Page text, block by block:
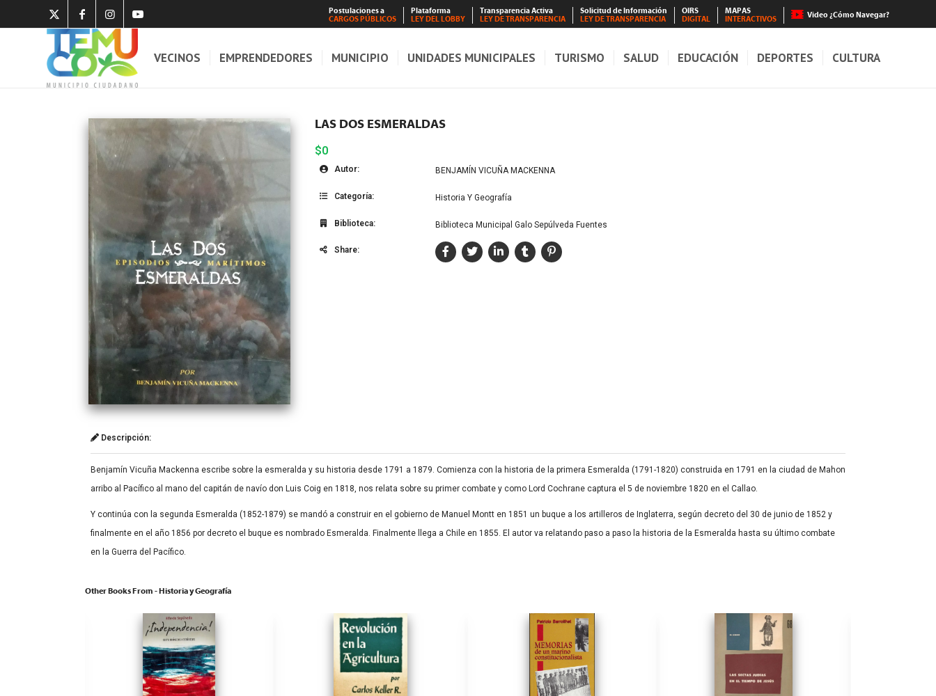
Postulaciones a
CARGOS PÚBLICOS
Plataforma
LEY DEL LOBBY
Transparencia Activa
LEY DE TRANSPARENCIA
Solicitud de Información
LEY DE TRANSPARENCIA
OIRS
DIGITAL
MAPAS
INTERACTIVOS
Video ¿Cómo Navegar?
VECINOS EMPRENDEDORES MUNICIPIO UNIDADES MUNICIPALES TURISMO SALUD EDUCACIÓN DEPORTES CULTURA
LAS DOS ESMERALDAS
$0
Autor: BENJAMÍN VICUÑA MACKENNA
Categoría: Historia Y Geografía
Biblioteca: Biblioteca Municipal Galo Sepúlveda Fuentes
Share:
Descripción:
Benjamín Vicuña Mackenna escribe sobre la esmeralda y su historia desde 1791 a 1879. Comienza con la historia de la primera Esmeralda (1791-1820) construida en 1791 en la ciudad de Mahon
arribo al Pacífico al mano del capitán de navío don Luis Coig en 1818, nos relata sobre su primer combate y como Lord Cochrane captura el 5 de noviembre 1820 en el Callao.
Y continúa con la segunda Esmeralda (1852-1879) se mandó a construir en el gobierno de Manuel Montt en 1851 un buque a los artilleros de Inglaterra, según decreto del 30 de junio de 1852 y
finalmente en el año 1856 por decreto el buque es nombrado Esmeralda. Finalmente llega a Chile en 1855. El autor va relatando paso a paso la historia de la Esmeralda hasta su último combate
en la Guerra del Pacífico.
Other Books From - Historia y Geografía